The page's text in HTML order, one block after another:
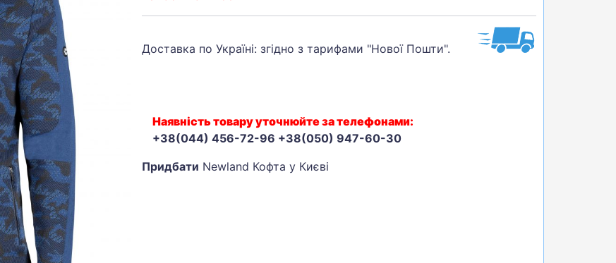
Доставка по Україні: згідно з тарифами "Нової Пошти".
Наявність товару уточнюйте за телефонами:
+38(044) 456-72-96 +38(050) 947-60-30
Придбати Newland Кофта у Києві